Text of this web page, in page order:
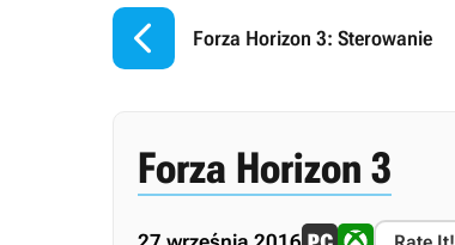
 Forza Horizon 3: Sterowanie
Forza Horizon 3